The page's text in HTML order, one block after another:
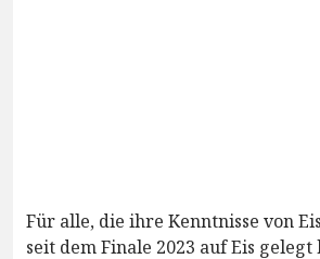
Für alle, die ihre Kenntnisse von
seit dem Finale 2023 auf Eis